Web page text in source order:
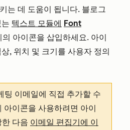
는 데 도움이 됩니다. 블로그
텍스트 모듈에 Font
아이콘을 삽입하세요. 아이
, 위치 및 크기를 사용자 정의
팅 이메일에 직접 추가할 수
아이콘을 사용하려면 아이
다음 이메일 편집기에 이